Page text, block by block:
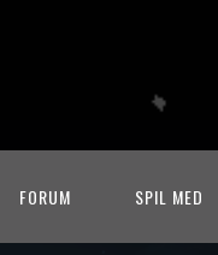
FORUM SPIL MED